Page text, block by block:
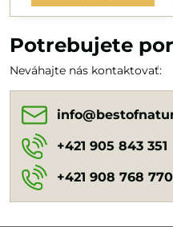
protektívum, urýchľuje
tvorbu neutrofilných
leukocytov. Vo vode
napučiava, tvorí koloidné
roztoky, na výstielkach
Potrebujete
Neváhajte nás kontaktovať:
+421 905 843 351
+421 908 768 770